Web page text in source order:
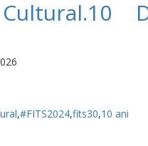
,#FITS2024,fits30,10 ani